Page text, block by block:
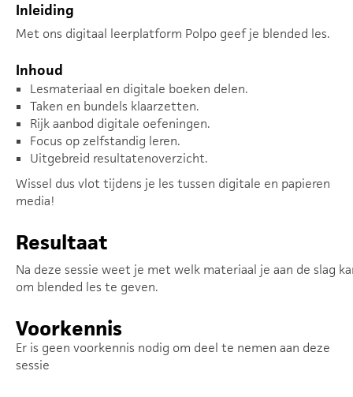
Inleiding
Met ons digitaal leerplatform Polpo geef je blended les.
Inhoud
Lesmateriaal en digitale boeken delen.
Taken en bundels klaarzetten.
Rijk aanbod digitale oefeningen.
Focus op zelfstandig leren.
Uitgebreid resultatenoverzicht.
Wissel dus vlot tijdens je les tussen digitale en papieren
media!
Resultaat
Na deze sessie weet je met welk materiaal je aan de slag
om blended les te geven.
Voorkennis
Er is geen voorkennis nodig om deel te nemen aan deze
sessie